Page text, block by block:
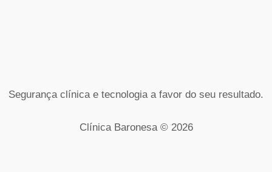
Segurança clínica e tecnologia a favor do seu resultado.
Clínica Baronesa © 2026